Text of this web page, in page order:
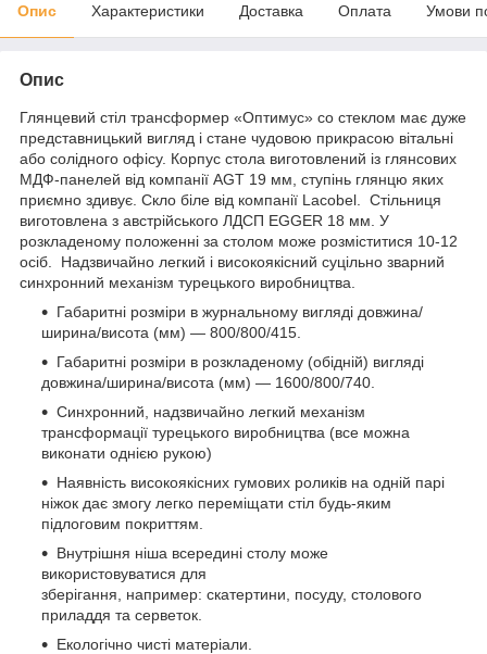
Опис Характеристики Доставка Оплата Умови
Опис
Глянцевий стіл трансформер «Оптимус» со стеклом має дуже
представницький вигляд і стане чудовою прикрасою вітальні
або солідного офісу. Корпус стола виготовлений із глянсових
МДФ-панелей від компанії AGT 19 мм, ступінь глянцю яких
приємно здивує. Скло біле від компанії Lacobel. Стільниця
виготовлена з австрійського ЛДСП EGGER 18 мм. У
розкладеному положенні за столом може розміститися 10-12
осіб. Надзвичайно легкий і високоякісний суцільно зварний
синхронний механізм турецького виробництва.
Габаритні розміри в журнальному вигляді довжина/
ширина/висота (мм) — 800/800/415.
Габаритні розміри в розкладеному (обідній) вигляді
довжина/ширина/висота (мм) — 1600/800/740.
Синхронний, надзвичайно легкий механізм
трансформації турецького виробництва (все можна
виконати однією рукою)
Наявність високоякісних гумових роликів на одній парі
ніжок дає змогу легко переміщати стіл будь-яким
підлоговим покриттям.
Внутрішня ніша всередині столу може
використовуватися для
зберігання, например: скатертини, посуду, столового
приладдя та серветок.
Екологічно чисті матеріали.